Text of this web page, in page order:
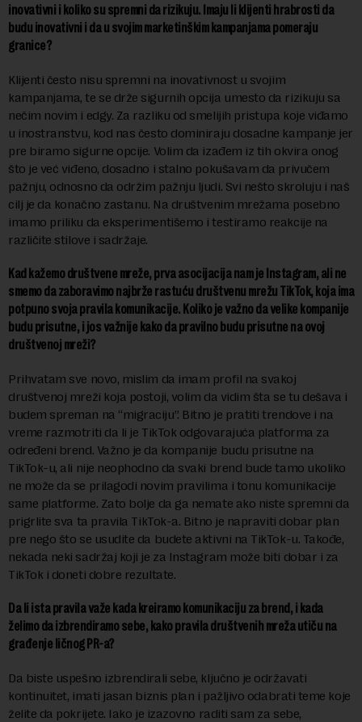
inovativni i koliko su spremni da rizikuju. Imaju li klijenti hrabrosti da
budu inovativni i da u svojim marketinškim kampanjama pomeraju
granice?
Klijenti često nisu spremni na inovativnost u svojim
kampanjama, te se drže sigurnih opcija umesto da rizikuju sa
nečim novim i edgy. Za razliku od smelijih pristupa koje viđamo
u inostranstvu, kod nas često dominiraju dosadne kampanje jer
pre biramo sigurne opcije. Volim da izađem iz tih okvira onog
što je već viđeno, dosadno i stalno pokušavam da privučem
pažnju, odnosno da održim pažnju ljudi. Svi nešto skroluju i naš
cilj je da konačno zastanu. Na društvenim mrežama posebno
imamo priliku da eksperimentišemo i testiramo reakcije na
različite stilove i sadržaje.
Kad kažemo društvene mreže, prva asocijacija nam je Instagram, ali ne
smemo da zaboravimo najbrže rastuću društvenu mrežu TikTok, koja ima
potpuno svoja pravila komunikacije. Koliko je važno da velike kompanije
budu prisutne, i jos važnije kako da pravilno budu prisutne na ovoj
društvenoj mreži?
Prihvatam sve novo, mislim da imam profil na svakoj
društvenoj mreži koja postoji, volim da vidim šta se tu dešava i
budem spreman na “migraciju”. Bitno je pratiti trendove i na
vreme razmotriti da li je TikTok odgovarajuća platforma za
određeni brend. Važno je da kompanije budu prisutne na
TikTok-u, ali nije neophodno da svaki brend bude tamo ukoliko
ne može da se prilagodi novim pravilima i tonu komunikacije
same platforme. Zato bolje da ga nemate ako niste spremni da
prigrlite sva ta pravila TikTok-a. Bitno je napraviti dobar plan
pre nego što se usudite da budete aktivni na TikTok-u. Takođe,
nekada neki sadržaj koji je za Instagram može biti dobar i za
TikTok i doneti dobre rezultate.
Da li ista pravila važe kada kreiramo komunikaciju za brend, i kada
želimo da izbrendiramo sebe, kako pravila društvenih mreža utiču na
građenje ličnog PR-a?
Da biste uspešno izbrendirali sebe, ključno je održavati
kontinuitet, imati jasan biznis plan i pažljivo odabrati teme koje
želite da pokrijete. Iako je izazovno raditi sam za sebe,